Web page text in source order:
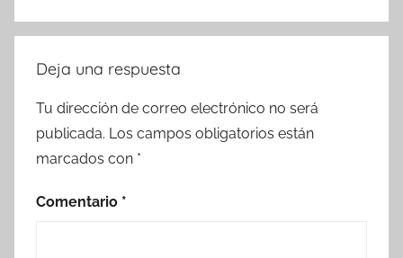
Deja una respuesta
Tu dirección de correo electrónico no será
publicada. Los campos obligatorios están
marcados con *
Comentario *